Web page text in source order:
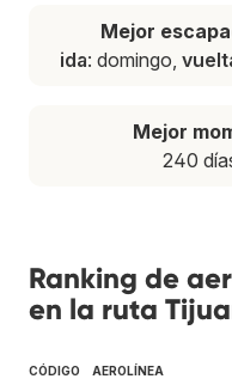
Mejor
ida: domingo,
Mejor
240
Ranking de
en la ruta
CÓDIGO AEROLÍNEA